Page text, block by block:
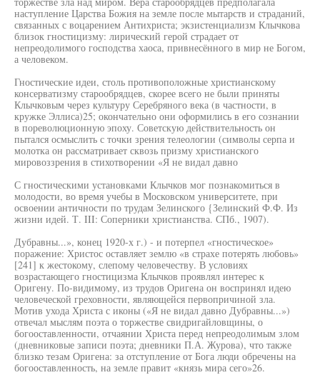
наступление Царства Божия на земле после мытарств и страданий,
связанных с воцарением Антихриста; экзистенциализм Клычкова
близок гностицизму: лирический герой страдает от
непреодолимого господства хаоса, привнесённого в мир не Богом,
а человеком.
Гностические идеи, столь противоположные христианскому
консерватизму старообрядцев, скорее всего не были приняты
Клычковым через культуру Серебряного века (в частности, в
кружке Эллиса)25; окончательно они оформились в его сознании
в пореволюционную эпоху. Советскую действительность он
пытался осмыслить с точки зрения телеологии (символы серпа и
молотка он рассматривает сквозь призму христианского
мировоззрения в стихотворении «Я не видал давно
С гностическими установками Клычков мог познакомиться в
молодости, во время учебы в Московском университете, при
освоении античности по трудам Зелинского {Зелинский Ф.Ф. Из
жизни идей. Т. III: Соперники христианства. СПб., 1907).
Дубравны...», конец 1920-х г.) - и потерпел «гностическое»
поражение: Христос оставляет землю «в страхе потерять любовь»
[241] к жестокому, слепому человечеству. В условиях
возрастающего гностицизма Клычков проявлял интерес к
Оригену. По-видимому, из трудов Оригена он воспринял идею
человеческой греховности, являющейся первопричиной зла.
Мотив ухода Христа с иконы («Я не видал давно Дубравны...»)
отвечал мыслям поэта о торжестве свидригайловщины, о
богооставленности, отчаянии Христа перед непреодолимым злом
(дневниковые записи поэта; дневники П.А. Журова), что также
близко тезам Оригена: за отступление от Бога люди обречены на
богооставленность, на земле правит «князь мира сего»26.